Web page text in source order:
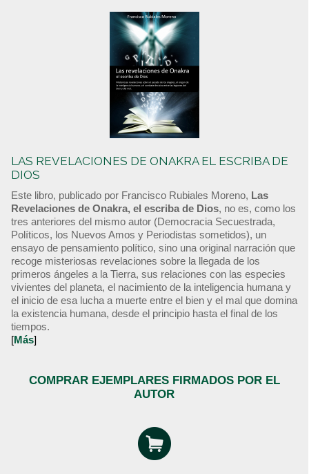
LAS REVELACIONES DE ONAKRA EL ESCRIBA DE
DIOS
Este libro, publicado por Francisco Rubiales Moreno, Las
Revelaciones de Onakra, el escriba de Dios, no es, como los
tres anteriores del mismo autor (Democracia Secuestrada,
Políticos, los Nuevos Amos y Periodistas sometidos), un
ensayo de pensamiento político, sino una original narración que
recoge misteriosas revelaciones sobre la llegada de los
primeros ángeles a la Tierra, sus relaciones con las especies
vivientes del planeta, el nacimiento de la inteligencia humana y
el inicio de esa lucha a muerte entre el bien y el mal que domina
la existencia humana, desde el principio hasta el final de los
tiempos.
[Más]
COMPRAR EJEMPLARES FIRMADOS POR EL
AUTOR